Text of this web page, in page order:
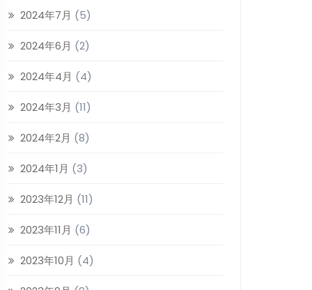
2024年7月 (5)
2024年6月 (2)
2024年4月 (4)
2024年3月 (11)
2024年2月 (8)
2024年1月 (3)
2023年12月 (11)
2023年11月 (6)
2023年10月 (4)